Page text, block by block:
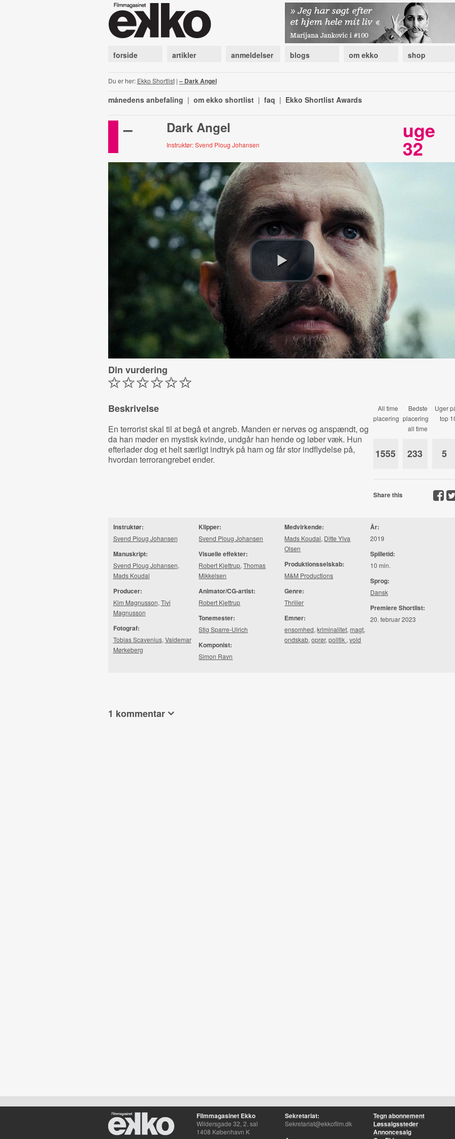
forside artikler anmeldelser blogs om ekko shop
Du er her: Ekko Shortlist| – Dark Angel
månedens anbefaling | om ekko shortlist | faq | Ekko Shortlist Awards
– Dark Angel
Instruktør: Svend Ploug Johansen
uge
32
Din vurdering
Beskrivelse
En terrorist skal til at begå et angreb. Manden er nervøs og anspændt, og
da han møder en mystisk kvinde, undgår han hende og løber væk. Hun
efterlader dog et helt særligt indtryk på ham og får stor indflydelse på,
hvordan terrorangrebet ender.
All time
placering
Bedste
placering
all time
Uger
top
1555 233 5
Share this
Instruktør:
Svend Ploug Johansen
Manuskript:
Svend Ploug Johansen,
Mads Koudal
Producer:
Kim Magnusson, Tivi
Magnusson
Fotograf:
Tobias Scavenius, Valdemar
Mørkeberg
Klipper:
Svend Ploug Johansen
Visuelle effekter:
Robert Kjettrup,Thomas
Mikkelsen
Animator/CG-artist:
Robert Kjettrup
Tonemester:
Stig Sparre-Ulrich
Komponist:
Simon Ravn
Medvirkende:
Mads Koudal, Ditte Ylva
Olsen
Produktionsselskab:
M&M Productions
Genre:
Thriller
Emner:
ensomhed,kriminalitet,magt,
ondskab,oprør,politik ,vold
År:
2019
Spilletid:
10 min.
Sprog:
Dansk
Premiere Shortlist:
20. februar 2023
1 kommentar
Filmmagasinet Ekko
Wildersgade 32, 2. sal
1408 København K
Sekretariat:
Sekretariat@ekkofilm.dk
Tegn abonnement
Løssalgssteder
Annoncesalg